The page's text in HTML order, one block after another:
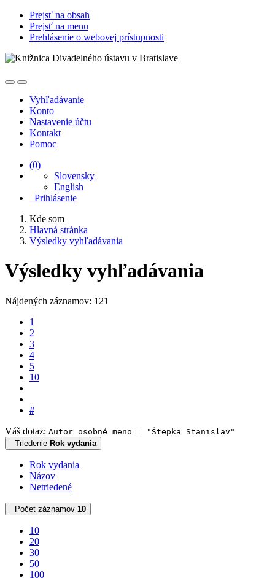
Prejsť na obsah
Prejsť na menu
Prehlásenie o webovej prístupnosti
Vyhľadávanie
Konto
Nastavenie účtu
Kontakt
Pomoc
(0)
Slovensky
English
Prihlásenie
Kde som
Hlavná stránka
Výsledky vyhľadávania
Výsledky vyhľadávania
Nájdených záznamov: 121
1
2
3
4
5
10
#
Váš dotaz: Autor osobné meno = "Štepka Stanislav"
Triedenie Rok vydania
Rok vydania
Názov
Netriedené
Počet záznamov 10
10
20
30
50
100